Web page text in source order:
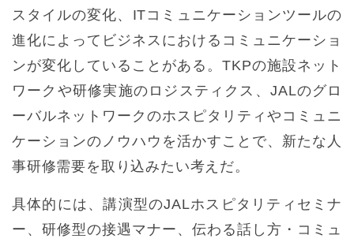
スタイルの変化、ITコミュニケーションツールの
進化によってビジネスにおけるコミュニケーショ
ンが変化していることがある。TKPの施設ネット
ワークや研修実施のロジスティクス、JALのグロ
ーバルネットワークのホスピタリティやコミュニ
ケーションのノウハウを活かすことで、新たな人
事研修需要を取り込みたい考えだ。
具体的には、講演型のJALホスピタリティセミナ
ー、研修型の接遇マナー、伝わる話し方・コミュ